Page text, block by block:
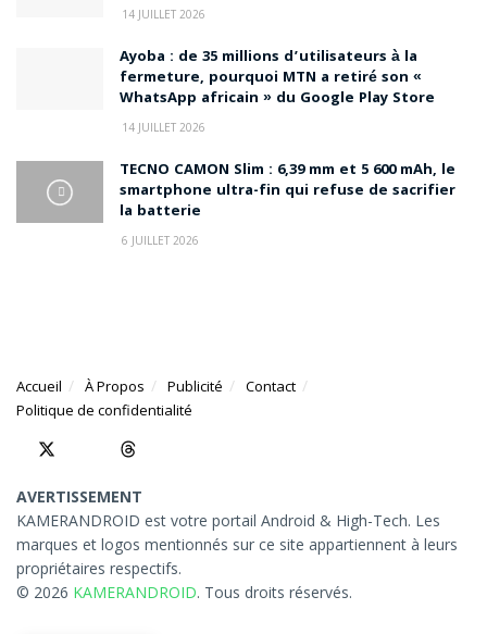
14 JUILLET 2026
Ayoba : de 35 millions d’utilisateurs à la
fermeture, pourquoi MTN a retiré son «
WhatsApp africain » du Google Play Store
14 JUILLET 2026
TECNO CAMON Slim : 6,39 mm et 5 600 mAh, le
smartphone ultra-fin qui refuse de sacrifier
la batterie
6 JUILLET 2026
Accueil À Propos Publicité
Contact
Politique de confidentialité
AVERTISSEMENT
KAMERANDROID est votre portail Android & High-Tech. Les
marques et logos mentionnés sur ce site appartiennent à leurs
propriétaires respectifs.
© 2026 KAMERANDROID. Tous droits réservés.